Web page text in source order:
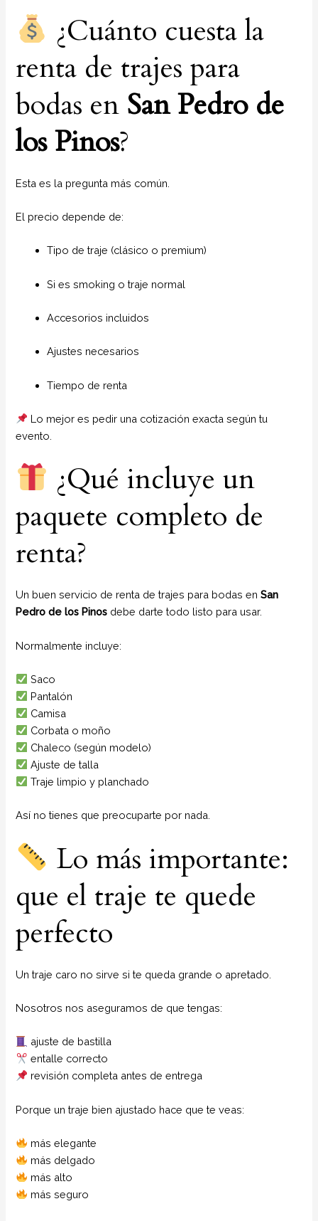
¿Cuánto cuesta la
renta de trajes para
bodas en San Pedro de
los Pinos?
Esta es la pregunta más común.
El precio depende de:
Tipo de traje (clásico o premium)
Si es smoking o traje normal
Accesorios incluidos
Ajustes necesarios
Tiempo de renta
Lo mejor es pedir una cotización exacta según tu
evento.
¿Qué incluye un
paquete completo de
renta?
Un buen servicio de renta de trajes para bodas enSan
Pedro de los Pinos debe darte todo listo para usar.
Normalmente incluye:
Saco
Pantalón
Camisa
Corbata o moño
Chaleco (según modelo)
Ajuste de talla
Traje limpio y planchado
Así no tienes que preocuparte por nada.
Lo más importante:
que el traje te quede
perfecto
Un traje caro no sirve si te queda grande o apretado.
Nosotros nos aseguramos de que tengas:
ajuste de bastilla
entalle correcto
revisión completa antes de entrega
Porque un traje bien ajustado hace que te veas:
más elegante
más delgado
más alto
más seguro